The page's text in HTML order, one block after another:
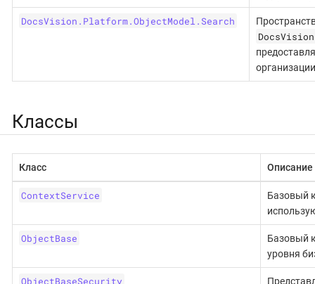
DocsVision.Platform.ObjectModel.Search
Классы
Класс Описание
ContextService
Базовый
ObjectBase
Базовый
уровня
ObjectBaseSecurity